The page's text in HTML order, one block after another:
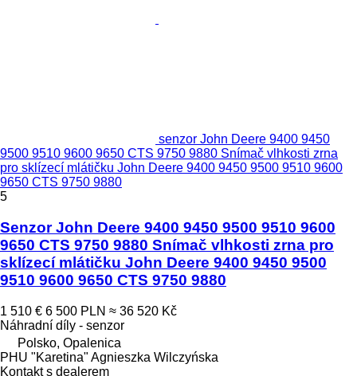
senzor John Deere 9400 9450
9500 9510 9600 9650 CTS 9750 9880 Snímač vlhkosti zrna
pro sklízecí mlátičku John Deere 9400 9450 9500 9510 9600
9650 CTS 9750 9880
5
Senzor John Deere 9400 9450 9500 9510 9600
9650 CTS 9750 9880 Snímač vlhkosti zrna pro
sklízecí mlátičku John Deere 9400 9450 9500
9510 9600 9650 CTS 9750 9880
1 510 € 6 500 PLN ≈ 36 520 Kč
Náhradní díly - senzor
Polsko, Opalenica
PHU "Karetina" Agnieszka Wilczyńska
Kontakt s dealerem